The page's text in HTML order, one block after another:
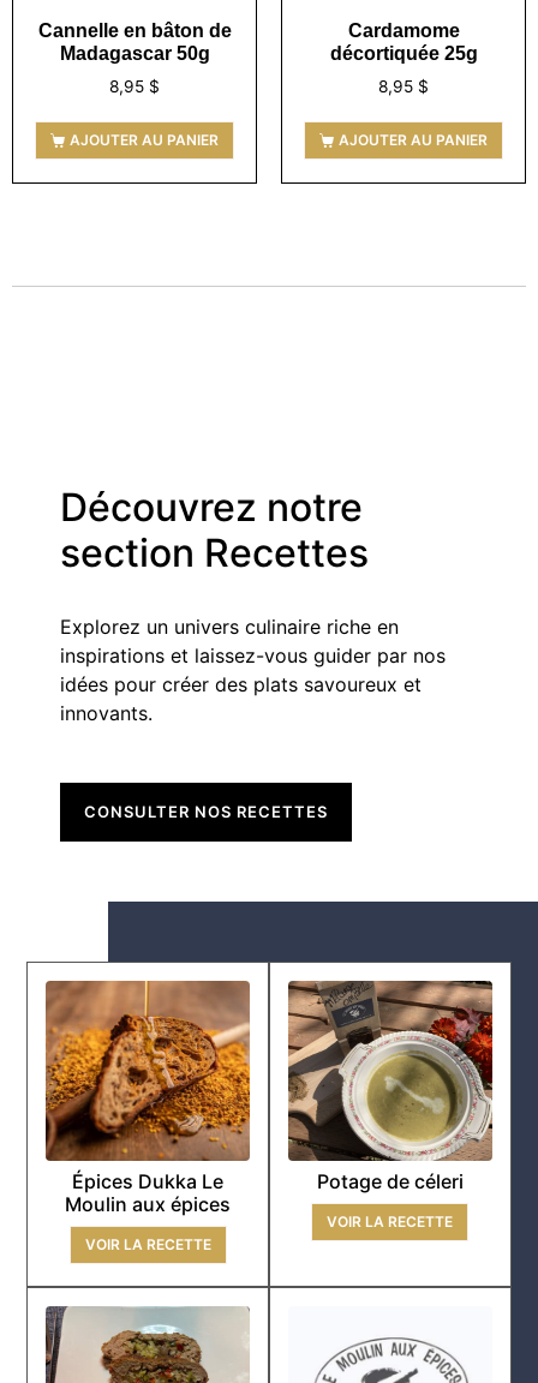
Cannelle en bâton de
Madagascar 50g
8,95 $
AJOUTER AU PANIER
Cardamome
décortiquée 25g
8,95 $
AJOUTER AU PANIER
Découvrez notre
section Recettes
Explorez un univers culinaire riche en
inspirations et laissez-vous guider par nos
idées pour créer des plats savoureux et
innovants.
CONSULTER NOS RECETTES
Épices Dukka Le
Moulin aux épices
VOIR LA RECETTE
Potage de céleri
VOIR LA RECETTE